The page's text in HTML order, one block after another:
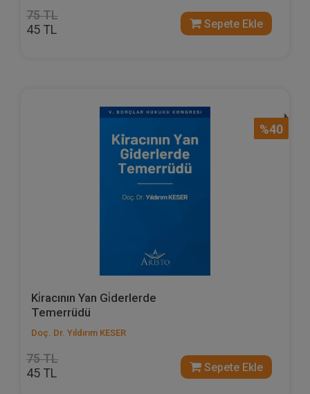
75 TL
45 TL Sepete Ekle
%40
Ki̇racının Yan Gi̇derlerde
Temerrüdü
Doç. Dr. Yıldırım KESER
75 TL
45 TL Sepete Ekle